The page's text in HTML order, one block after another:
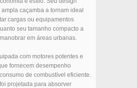
caçamba a tornam ideal
cargas ou equipamentos
seu tamanho compacto a
em áreas urbanas.
com motores potentes e
fornecem desempenho
de combustível eficiente.
projetada para absorver